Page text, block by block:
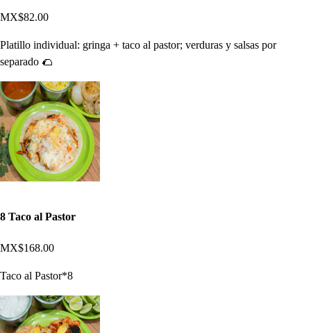
MX$82.00
Platillo individual: gringa + taco al pastor; verduras y salsas por
separado 🌮
8 Taco al Pastor
MX$168.00
Taco al Pastor*8